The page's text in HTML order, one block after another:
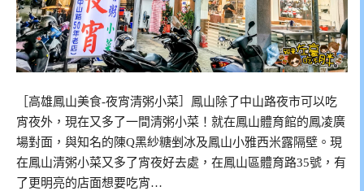
［高雄鳳山美食-夜宵清粥小菜］鳳山除了中山路夜市可以吃
宵夜外，現在又多了一間清粥小菜！就在鳳山體育館的鳳凌廣
場對面，與知名的陳Q黑紗糖剉冰及鳳山小雅西米露隔壁。現
在鳳山清粥小菜又多了宵夜好去處，在鳳山區體育路35號，有
了更明亮的店面想要吃宵…